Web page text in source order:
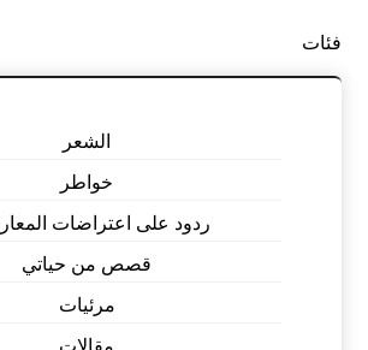
فئات
الشعر
خواطر
ردود على اعتراضات
قصص من حياتي
مرئيات